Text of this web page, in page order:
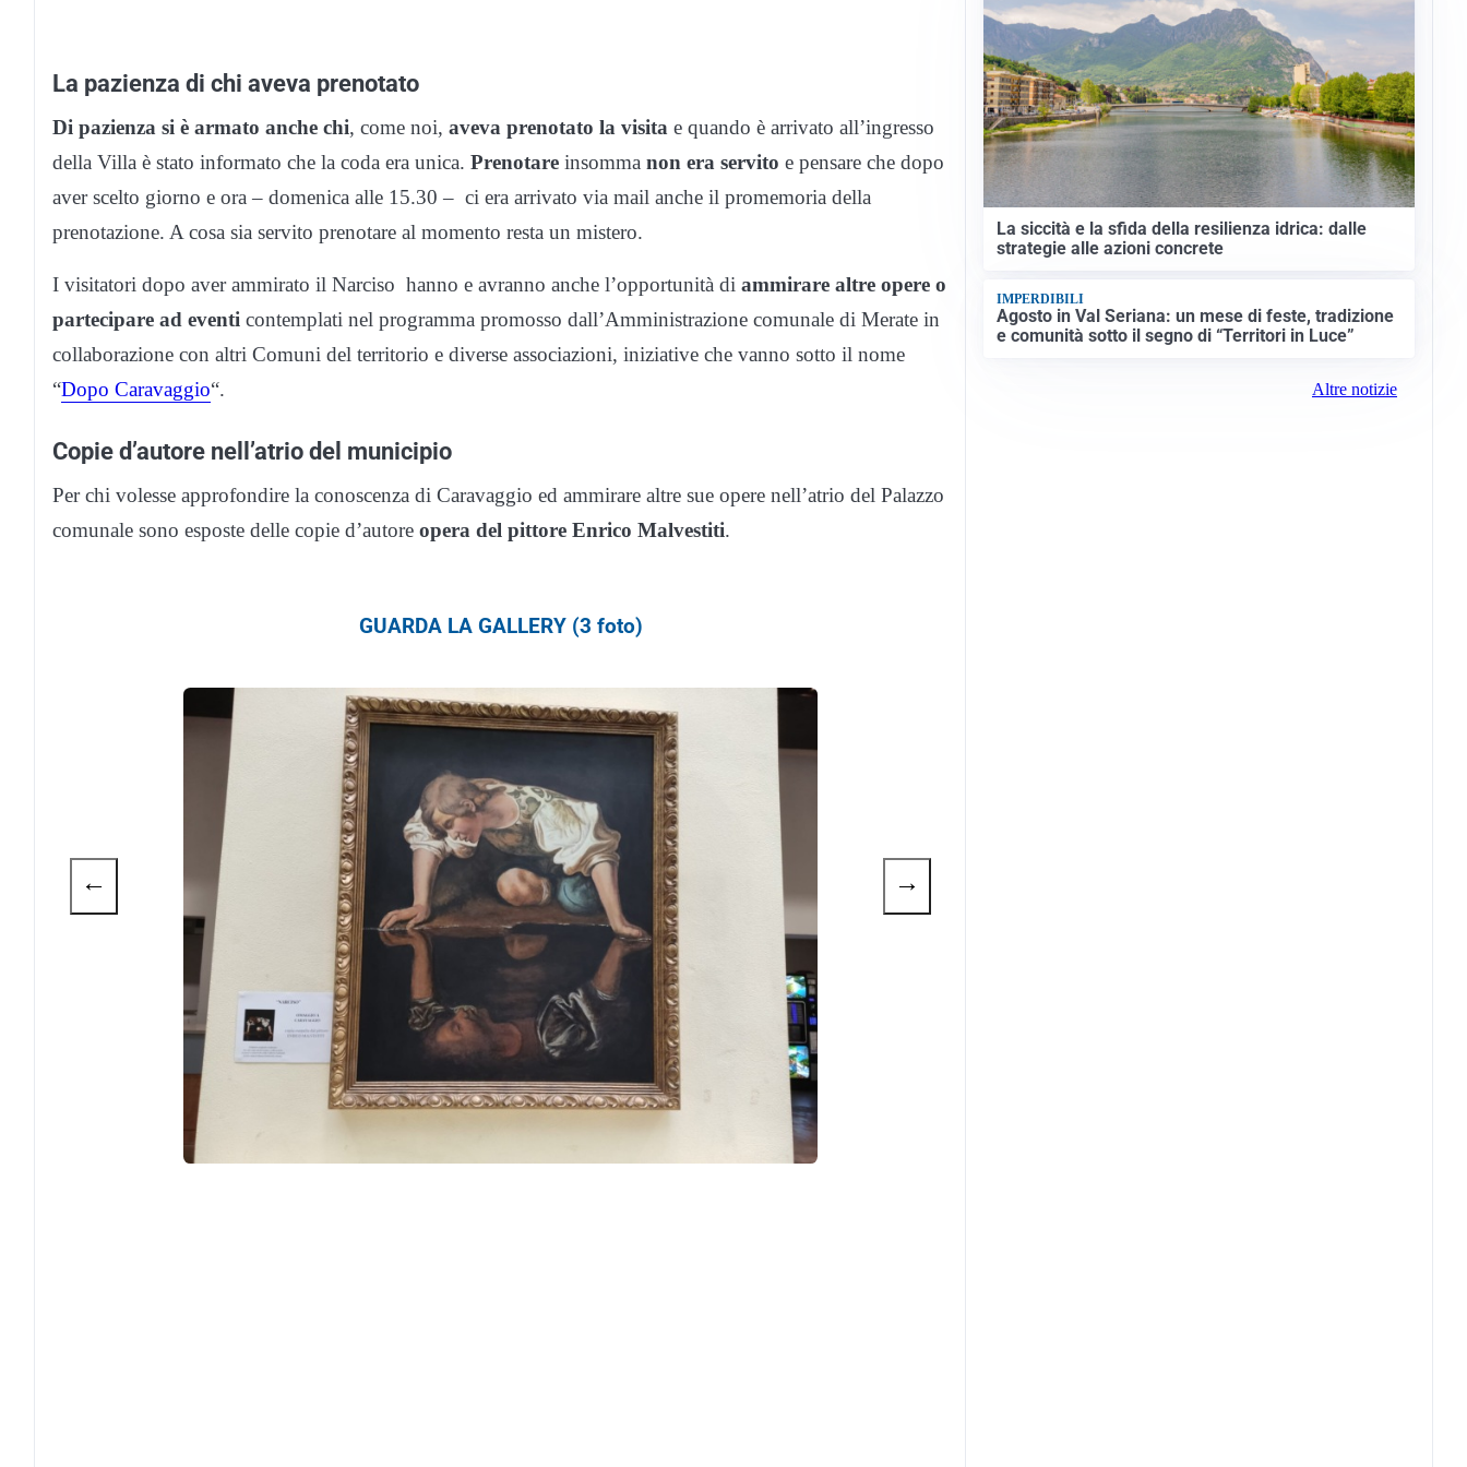
La pazienza di chi aveva prenotato
Di pazienza si è armato anche chi, come noi, aveva prenotato la visita e quando è arrivato all’ingresso
della Villa è stato informato che la coda era unica. Prenotare insomma non era servito e pensare che dopo
aver scelto giorno e ora – domenica alle 15.30 – ci era arrivato via mail anche il promemoria della
prenotazione. A cosa sia servito prenotare al momento resta un mistero.
I visitatori dopo aver ammirato il Narciso hanno e avranno anche l’opportunità di ammirare altre opere o
partecipare ad eventi contemplati nel programma promosso dall’Amministrazione comunale di Merate in
collaborazione con altri Comuni del territorio e diverse associazioni, iniziative che vanno sotto il nome
“Dopo Caravaggio“.
Copie d’autore nell’atrio del municipio
Per chi volesse approfondire la conoscenza di Caravaggio ed ammirare altre sue opere nell’atrio del Palazzo
comunale sono esposte delle copie d’autore opera del pittore Enrico Malvestiti.
GUARDA LA GALLERY (3 foto)
← →
La siccità e la sfida della resilienza idrica: dalle
strategie alle azioni concrete
IMPERDIBILI
Agosto in Val Seriana: un mese di feste, tradizione
e comunità sotto il segno di “Territori in Luce”
Altre notizie